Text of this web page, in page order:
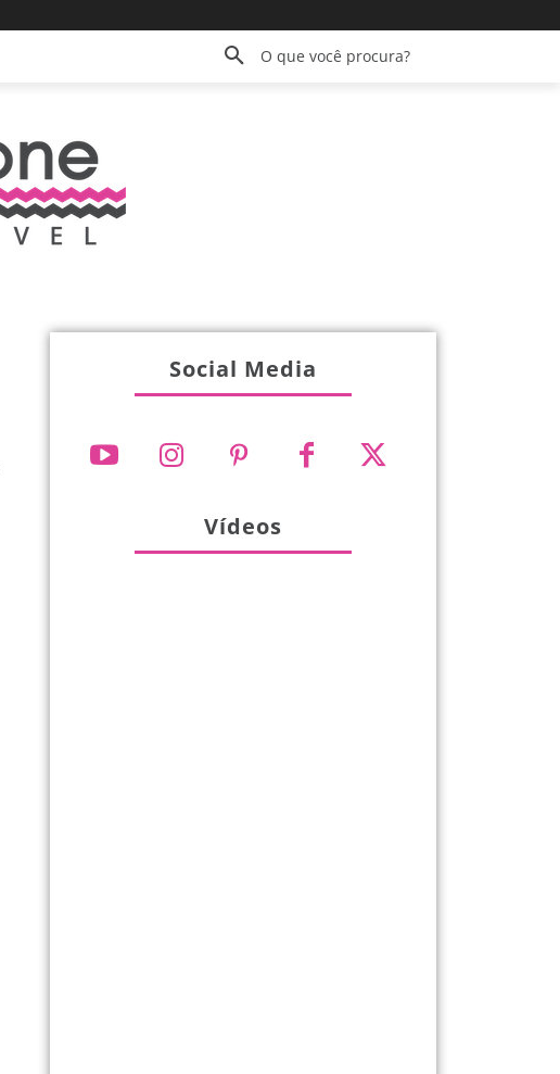
O que você procura?
Social Media
Vídeos